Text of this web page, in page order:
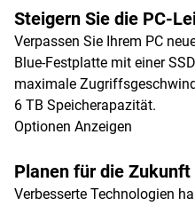
Steigern Sie die PC-
Verpassen Sie Ihrem PC
Blue-Festplatte mit einer
maximale
6 TB Speicherapazität.
Optionen Anzeigen
Planen für die Zukunft
Verbesserte Technologien